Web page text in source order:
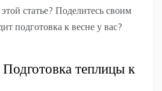
статье? Поделитесь своим
подготовка к весне у вас?
теплицы к